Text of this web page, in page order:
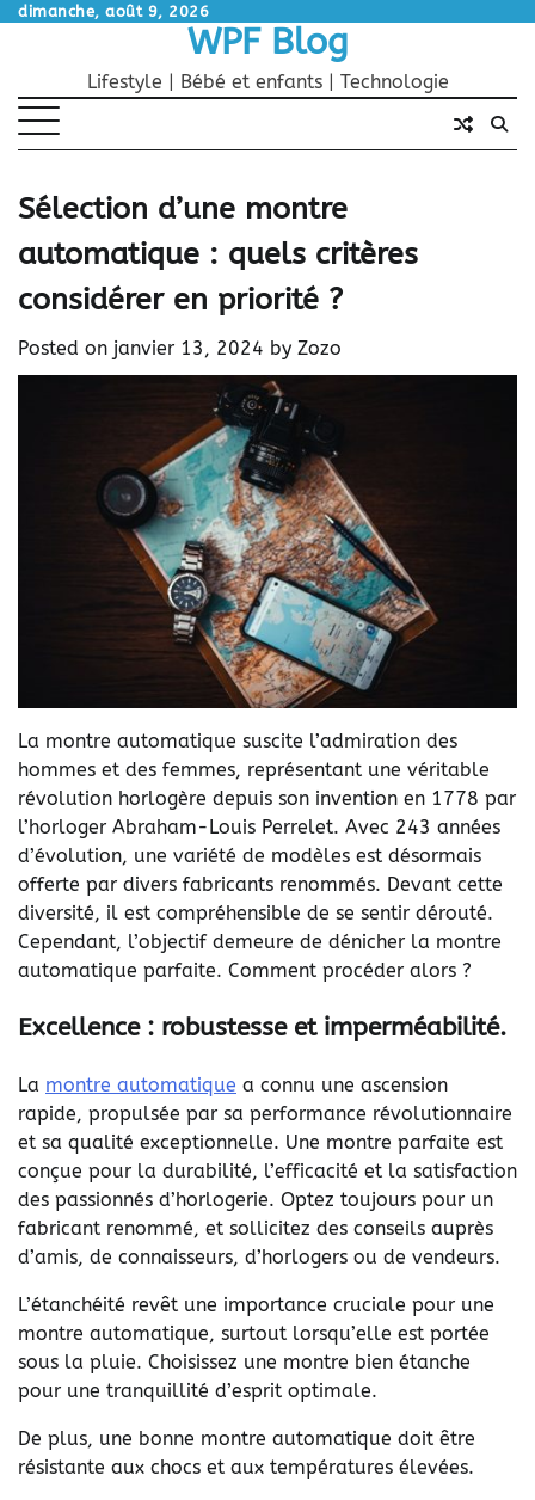
Skipdimanche, août 9, 2026
WPF Blog
Lifestyle | Bébé et enfants | Technologie
Sélection d’une montre
automatique : quels critères
considérer en priorité ?
Posted on janvier 13, 2024 by Zozo
La montre automatique suscite l’admiration des
hommes et des femmes, représentant une véritable
révolution horlogère depuis son invention en 1778 par
l’horloger Abraham-Louis Perrelet. Avec 243 années
d’évolution, une variété de modèles est désormais
offerte par divers fabricants renommés. Devant cette
diversité, il est compréhensible de se sentir dérouté.
Cependant, l’objectif demeure de dénicher la montre
automatique parfaite. Comment procéder alors ?
Excellence : robustesse et imperméabilité.
La montre automatique a connu une ascension
rapide, propulsée par sa performance révolutionnaire
et sa qualité exceptionnelle. Une montre parfaite est
conçue pour la durabilité, l’efficacité et la satisfaction
des passionnés d’horlogerie. Optez toujours pour un
fabricant renommé, et sollicitez des conseils auprès
d’amis, de connaisseurs, d’horlogers ou de vendeurs.
L’étanchéité revêt une importance cruciale pour une
montre automatique, surtout lorsqu’elle est portée
sous la pluie. Choisissez une montre bien étanche
pour une tranquillité d’esprit optimale.
De plus, une bonne montre automatique doit être
résistante aux chocs et aux températures élevées.